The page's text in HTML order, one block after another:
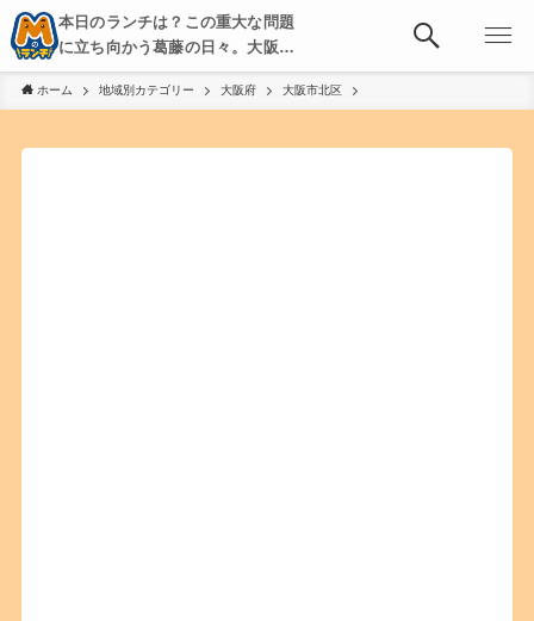
本日のランチは？この重大な問題
に立ち向かう葛藤の日々。大阪・
京都・神戸を中心とした食べ歩
き、飲み歩きを綴る。
ホーム 地域別カテゴリー 大阪府 大阪市北区